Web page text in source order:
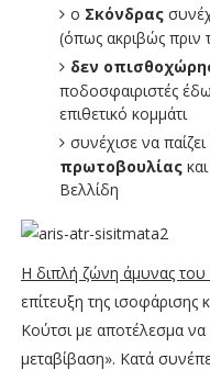
ο Σκόνδρας
(όπως ακριβώς πριν
δεν
ποδοσφαιριστές
επιθετικό κομμάτι
συνέχισε να παίζει
πρωτοβουλίας
Βελλίδη
Η διπλή ζώνη άμυνας του
επίτευξη της
Κούτσι με αποτέλεσμα να
μεταβίβαση». Κατά